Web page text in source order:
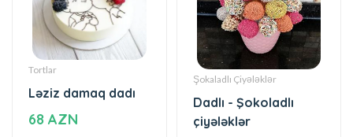
Tortlar
Ləziz damaq dadı
68 AZN
Şokaladlı Çiyələklər
Dadlı - Şokoladlı
çiyələklər
97 AZN